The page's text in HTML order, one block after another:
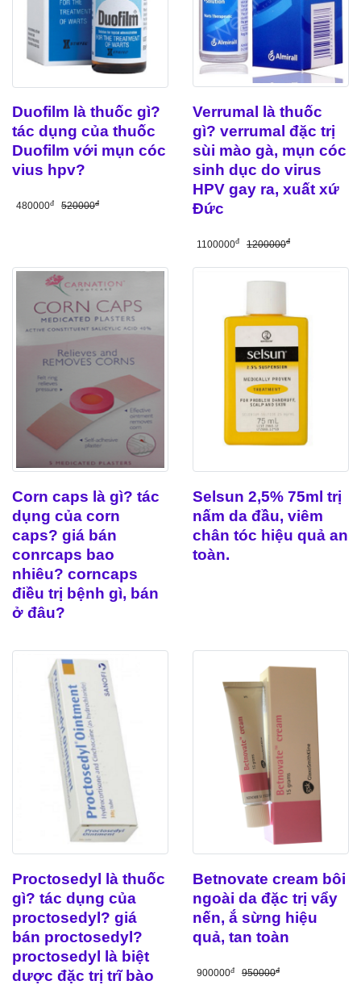
Duofilm là thuốc gì?
tác dụng của thuốc
Duofilm với mụn cóc
vius hpv?
480000đ 520000đ
Verrumal là thuốc
gì? verrumal đặc trị
sùi mào gà, mụn cóc
sinh dục do virus
HPV gay ra, xuất xứ
Đức
1100000đ 1200000đ
Corn caps là gì? tác
dụng của corn
caps? giá bán
conrcaps bao
nhiêu? corncaps
điều trị bệnh gì, bán
ở đâu?
Selsun 2,5% 75ml trị
nấm da đầu, viêm
chân tóc hiệu quả an
toàn.
Proctosedyl là thuốc
gì? tác dụng của
proctosedyl? giá
bán proctosedyl?
proctosedyl là biệt
dược đặc trị trĩ bào
Betnovate cream bôi
ngoài da đặc trị vẩy
nến, ắ sừng hiệu
quả, tan toàn
900000đ 950000đ